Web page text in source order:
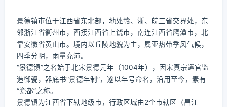
景德镇市位于江西省东北部，地处赣、浙、皖三省交界处，东
邻浙江省衢州市，西接江西省上饶市，南连江西省鹰潭市，北
靠安徽省黄山市。境内以丘陵地貌为主，属亚热带季风气候，
四季分明，雨量充沛。
“景德镇”之名始于北宋景德元年（1004年），因宋真宗遣官监
造御瓷，器底书“景德年制”，遂以年号命名，沿用至今，素有
“瓷都”之称。
景德镇为江西省下辖地级市，行政区域由2个市辖区（昌江